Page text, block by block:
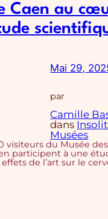
Caen au
Mai 29,
par
Camille
dans
Musées
visiteurs du Musée
participent à une
effets de l’art sur le